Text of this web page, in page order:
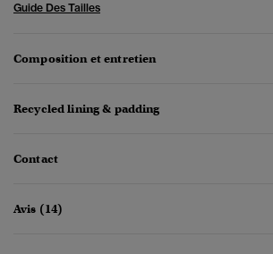
Guide Des Tailles
Composition et entretien
Recycled lining & padding
Contact
Avis (14)